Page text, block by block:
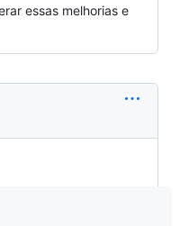
essas melhorias e